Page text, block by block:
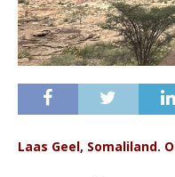
Laas Geel, Somaliland.